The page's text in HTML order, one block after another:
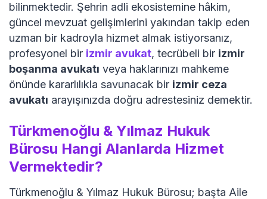
bilinmektedir. Şehrin adli ekosistemine hâkim,
güncel mevzuat gelişimlerini yakından takip eden
uzman bir kadroyla hizmet almak istiyorsanız,
profesyonel bir izmir avukat, tecrübeli bir izmir
boşanma avukatı veya haklarınızı mahkeme
önünde kararlılıkla savunacak bir izmir ceza
avukatı arayışınızda doğru adrestesiniz demektir.
Türkmenoğlu & Yılmaz Hukuk
Bürosu Hangi Alanlarda Hizmet
Vermektedir?
Türkmenoğlu & Yılmaz Hukuk Bürosu; başta Aile